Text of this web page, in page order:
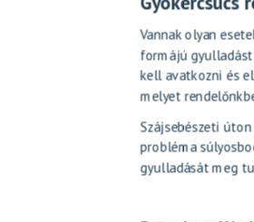
Vannak olyan
formájú
kell avatkozni és
melyet
Szájsebészeti
probléma
gyulladását meg